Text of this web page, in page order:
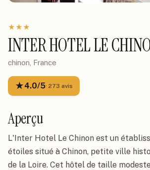
★★★
INTER HOTEL LE
chinon, France
★4.0/5· 273 avis
Aperçu
L'Inter Hotel Le Chinon est un
étoiles situé à Chinon, petite ville
de la Loire. Cet hôtel de taille